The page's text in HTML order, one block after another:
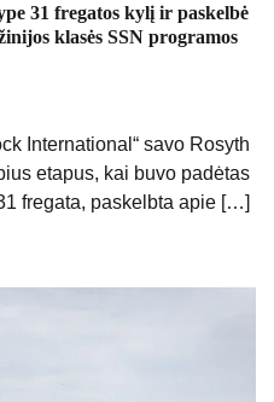
31 fregatos kylį ir paskelbė
klasės SSN programos
International“ savo Rosyth
etapus, kai buvo padėtas
fregata, paskelbta apie […]